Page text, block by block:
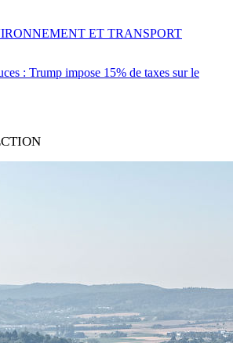
: Trump impose 15% de taxes sur le
ET TRANSPORT